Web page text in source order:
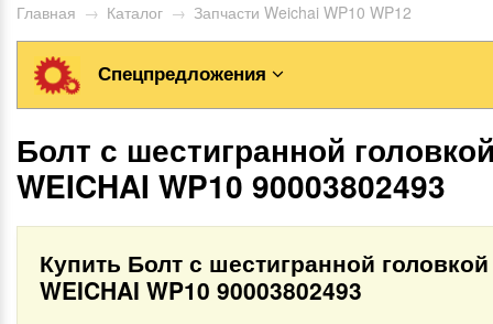
Главная → Каталог → Запчасти Weichai WP10 WP12
Спецпредложения
Болт с шестигранной
WEICHAI WP10 90003802493
Купить Болт с шестигранной головкой
WEICHAI WP10 90003802493